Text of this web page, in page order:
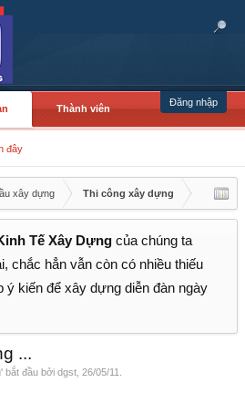
Đăng nhập
đây
Thành viên
xây dựng Thi công xây dựng
Tế Xây Dựng của chúng ta
chắc hẳn vẫn còn có nhiều thiếu
ý kiến để xây dựng diễn đàn ngày
...
' bắt đầu bởi dgst 26/05/11